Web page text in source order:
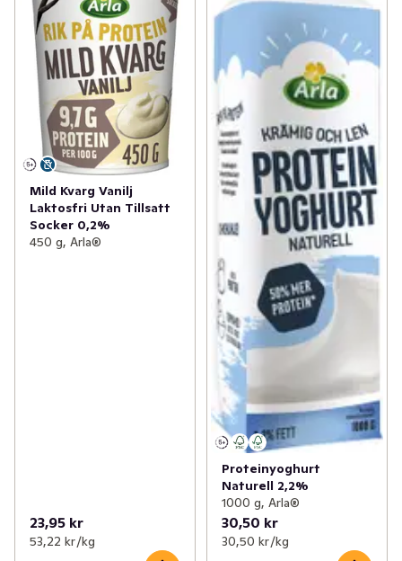
Mild Kvarg Vanilj
Laktosfri Utan Tillsatt
Socker 0,2%
450 g, Arla®
23,95 kr
53,22 kr /kg
Proteinyoghurt
Naturell 2,2%
1000 g, Arla®
30,50 kr
30,50 kr /kg